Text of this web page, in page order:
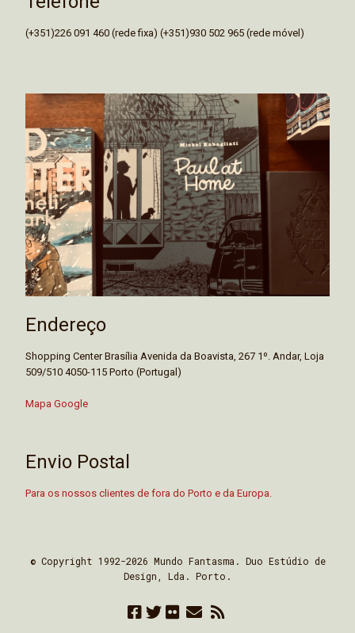
(+351)226 091 460 (rede fixa) (+351)930 502 965 (rede móvel)
Endereço
Shopping Center Brasília Avenida da Boavista, 267 1º. Andar, Loja
509/510 4050-115 Porto (Portugal)
Mapa Google
Envio Postal
Para os nossos clientes de fora do Porto e da Europa.
© Copyright 1992-2026 Mundo Fantasma. Duo Estúdio de
Design, Lda. Porto.